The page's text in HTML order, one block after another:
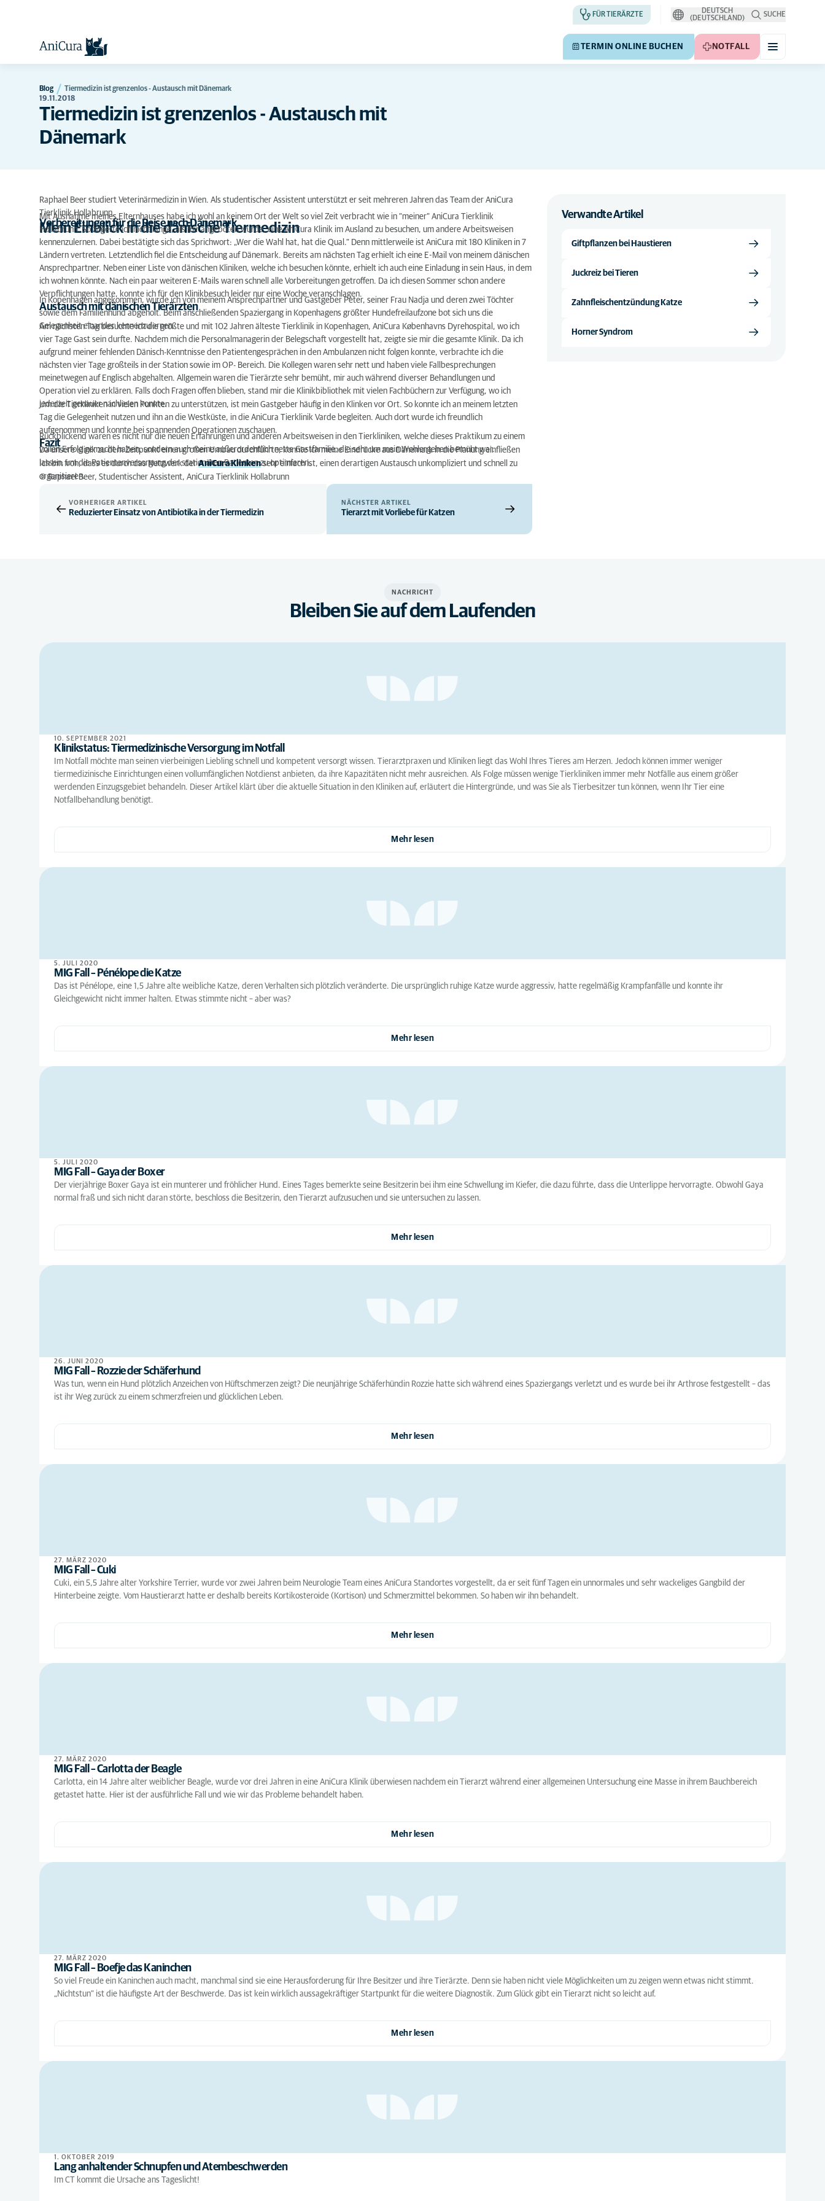
FÜR TIERÄRZTE
DEUTSCH
(DEUTSCHLAND)
SUCHE
TERMIN ONLINE BUCHEN NOTFALL
Blog
Tiermedizin ist grenzenlos - Austausch mit Dänemark
19.11.2018
Tiermedizin ist grenzenlos - Austausch mit
Dänemark
Raphael Beer studiert Veterinärmedizin in Wien. Als studentischer Assistent unterstützt er seit mehreren Jahren das Team der AniCura
Tierklinik Hollabrunn.
Mein Einblick in die dänische Tiermedizin
Vorbereitungen für die Reise nach Dänemark
Mit Ausnahme meines Elternhauses habe ich wohl an keinem Ort der Welt so viel Zeit verbracht wie in “meiner“ AniCura Tierklinik
Hollabrunn. So zögerte ich nicht lange, als mir angeboten wurde, eine AniCura Klinik im Ausland zu besuchen, um andere Arbeitsweisen
kennenzulernen. Dabei bestätigte sich das Sprichwort: „Wer die Wahl hat, hat die Qual.“ Denn mittlerweile ist AniCura mit 180 Kliniken in 7
Ländern vertreten. Letztendlich fiel die Entscheidung auf Dänemark. Bereits am nächsten Tag erhielt ich eine E-Mail von meinem dänischen
Ansprechpartner. Neben einer Liste von dänischen Kliniken, welche ich besuchen könnte, erhielt ich auch eine Einladung in sein Haus, in dem
ich wohnen könnte. Nach ein paar weiteren E-Mails waren schnell alle Vorbereitungen getroffen. Da ich diesen Sommer schon andere
Verpflichtungen hatte, konnte ich für den Klinikbesuch leider nur eine Woche veranschlagen.
Austausch mit dänischen Tierärzten
In Kopenhagen angekommen, wurde ich von meinem Ansprechpartner und Gastgeber Peter, seiner Frau Nadja und deren zwei Töchter
sowie dem Familienhund abgeholt. Beim anschließenden Spaziergang in Kopenhagens größter Hundefreilaufzone bot sich uns die
Gelegenheit einander kennenzulernen.
Am nächsten Tag besuchte ich die größte und mit 102 Jahren älteste Tierklinik in Kopenhagen, AniCura Københavns Dyrehospital, wo ich
vier Tage Gast sein durfte. Nachdem mich die Personalmanagerin der Belegschaft vorgestellt hat, zeigte sie mir die gesamte Klinik. Da ich
aufgrund meiner fehlenden Dänisch-Kenntnisse den Patientengesprächen in den Ambulanzen nicht folgen konnte, verbrachte ich die
nächsten vier Tage großteils in der Station sowie im OP- Bereich. Die Kollegen waren sehr nett und haben viele Fallbesprechungen
meinetwegen auf Englisch abgehalten. Allgemein waren die Tierärzte sehr bemüht, mir auch während diverser Behandlungen und
Operation viel zu erklären. Falls doch Fragen offen blieben, stand mir die Klinikbibliothek mit vielen Fachbüchern zur Verfügung, wo ich
jederzeit genauer nachlesen konnte.
Um die Tierkliniken in vielen Punkten zu unterstützen, ist mein Gastgeber häufig in den Klinken vor Ort. So konnte ich an meinem letzten
Tag die Gelegenheit nutzen und ihn an die Westküste, in die AniCura Tierklinik Varde begleiten. Auch dort wurde ich freundlich
aufgenommen und konnte bei spannenden Operationen zuschauen.
Fazit
Rückblickend waren es nicht nur die neuen Erfahrungen und anderen Arbeitsweisen in den Tierkliniken, welche dieses Praktikum zu einem
vollen Erfolg gemacht haben, sondern auch meine außerordentlich nette Gastfamilie, die sehr um mein Wohlergehen bemüht war.
Da unsere Klinik zu dem Zeitpunkt einen großen Umbau durchführte, konnte ich meine Eindrücke aus Dänemark in die Planung einfließen
lassen, um die Patientenversorgung der stationären Patienten zu optimieren.
Ich bin froh, dass es durch das Netzwerk derAniCura Klinkensehr einfach ist, einen derartigen Austausch unkompliziert und schnell zu
organisieren.
© Raphael Beer, Studentischer Assistent, AniCura Tierklinik Hollabrunn
VORHERIGER ARTIKEL
Reduzierter Einsatz von Antibiotika in der Tiermedizin
NÄCHSTER ARTIKEL
Tierarzt mit Vorliebe für Katzen
Verwandte Artikel
Giftpflanzen bei Haustieren
Juckreiz bei Tieren
Zahnfleischentzündung Katze
Horner Syndrom
NACHRICHT
Bleiben Sie auf dem Laufenden
10. SEPTEMBER 2021
Klinikstatus: Tiermedizinische Versorgung im Notfall
Im Notfall möchte man seinen vierbeinigen Liebling schnell und kompetent versorgt wissen. Tierarztpraxen und Kliniken liegt das Wohl Ihres Tieres am Herzen. Jedoch können immer weniger
tiermedizinische Einrichtungen einen vollumfänglichen Notdienst anbieten, da ihre Kapazitäten nicht mehr ausreichen. Als Folge müssen wenige Tierkliniken immer mehr Notfälle aus einem größer
werdenden Einzugsgebiet behandeln. Dieser Artikel klärt über die aktuelle Situation in den Kliniken auf, erläutert die Hintergründe, und was Sie als Tierbesitzer tun können, wenn Ihr Tier eine
Notfallbehandlung benötigt.
Mehr lesen
5. JULI 2020
MIG Fall – Pénélope die Katze
Das ist Pénélope, eine 1,5 Jahre alte weibliche Katze, deren Verhalten sich plötzlich veränderte. Die ursprünglich ruhige Katze wurde aggressiv, hatte regelmäßig Krampfanfälle und konnte ihr
Gleichgewicht nicht immer halten. Etwas stimmte nicht – aber was?
Mehr lesen
5. JULI 2020
MIG Fall – Gaya der Boxer
Der vierjährige Boxer Gaya ist ein munterer und fröhlicher Hund. Eines Tages bemerkte seine Besitzerin bei ihm eine Schwellung im Kiefer, die dazu führte, dass die Unterlippe hervorragte. Obwohl Gaya
normal fraß und sich nicht daran störte, beschloss die Besitzerin, den Tierarzt aufzusuchen und sie untersuchen zu lassen.
Mehr lesen
26. JUNI 2020
MIG Fall – Rozzie der Schäferhund
Was tun, wenn ein Hund plötzlich Anzeichen von Hüftschmerzen zeigt? Die neunjährige Schäferhündin Rozzie hatte sich während eines Spaziergangs verletzt und es wurde bei ihr Arthrose festgestellt – das
ist ihr Weg zurück zu einem schmerzfreien und glücklichen Leben.
Mehr lesen
27. MÄRZ 2020
MIG Fall – Cuki
Cuki, ein 5,5 Jahre alter Yorkshire Terrier, wurde vor zwei Jahren beim Neurologie Team eines AniCura Standortes vorgestellt, da er seit fünf Tagen ein unnormales und sehr wackeliges Gangbild der
Hinterbeine zeigte. Vom Haustierarzt hatte er deshalb bereits Kortikosteroide (Kortison) und Schmerzmittel bekommen. So haben wir ihn behandelt.
Mehr lesen
27. MÄRZ 2020
MIG Fall – Carlotta der Beagle
Carlotta, ein 14 Jahre alter weiblicher Beagle, wurde vor drei Jahren in eine AniCura Klinik überwiesen nachdem ein Tierarzt während einer allgemeinen Untersuchung eine Masse in ihrem Bauchbereich
getastet hatte. Hier ist der ausführliche Fall und wie wir das Probleme behandelt haben.
Mehr lesen
27. MÄRZ 2020
MIG Fall – Boefje das Kaninchen
So viel Freude ein Kaninchen auch macht, manchmal sind sie eine Herausforderung für Ihre Besitzer und ihre Tierärzte. Denn sie haben nicht viele Möglichkeiten um zu zeigen wenn etwas nicht stimmt.
„Nichtstun“ ist die häufigste Art der Beschwerde. Das ist kein wirklich aussagekräftiger Startpunkt für die weitere Diagnostik. Zum Glück gibt ein Tierarzt nicht so leicht auf.
Mehr lesen
1. OKTOBER 2019
Lang anhaltender Schnupfen und Atembeschwerden
Im CT kommt die Ursache ans Tageslicht!